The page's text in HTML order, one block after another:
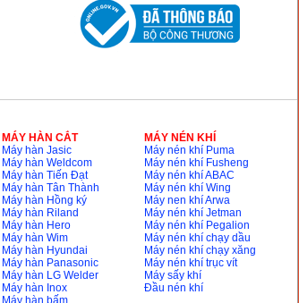
MÁY HÀN CẮT
Máy hàn Jasic
Máy hàn Weldcom
Máy hàn Tiến Đạt
Máy hàn Tân Thành
Máy hàn Hồng ký
Máy hàn Riland
Máy hàn Hero
Máy hàn Wim
Máy hàn Hyundai
Máy hàn Panasonic
Máy hàn LG Welder
Máy hàn Inox
MÁY NÉN KHÍ
Máy nén khí Puma
Máy nén khí Fusheng
Máy nén khí ABAC
Máy nén khí Wing
Máy nen khí Arwa
Máy nén khí Jetman
Máy nén khí Pegalion
Máy nén khí chạy dầu
Máy nén khí chạy xăng
Máy nén khí trục vít
Máy sấy khí
Đầu nén khí